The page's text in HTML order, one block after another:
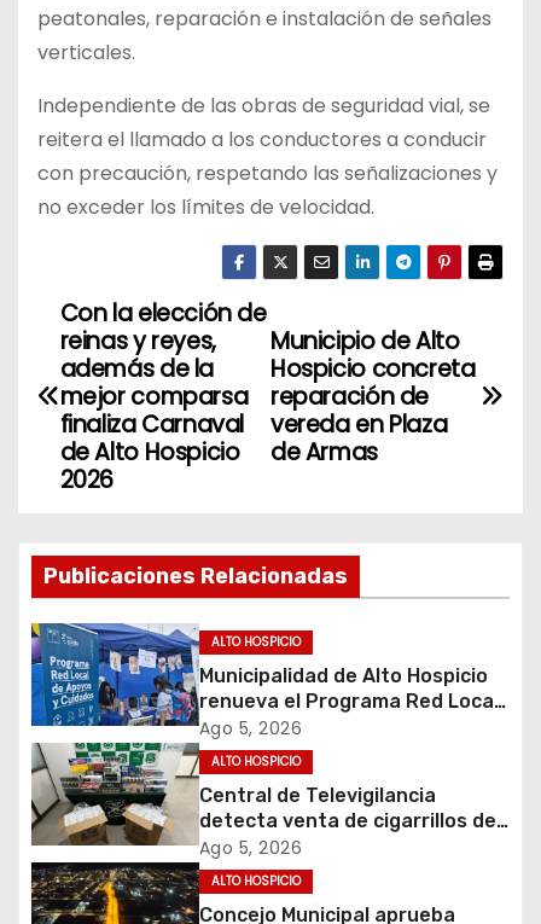
peatonales, reparación e instalación de señales
verticales.
Independiente de las obras de seguridad vial, se
reitera el llamado a los conductores a conducir
con precaución, respetando las señalizaciones y
no exceder los límites de velocidad.
N
a
c
i
ó
n
d
e
Municipio de Alto
Hospicio concreta
reparación de
vereda en Plaza
de Armas
Con la elección de
reinas y reyes,
además de la
mejor comparsa
finaliza Carnaval
de Alto Hospicio
2026
Publicaciones Relacionadas
ALTO HOSPICIO
Municipalidad de Alto Hospicio
renueva el Programa Red Local
de Apoyos y Cuidados
Ago 5, 2026
ALTO HOSPICIO
Central de Televigilancia
detecta venta de cigarrillos de
contrabando y permite
incautación de más de 3 mil
cajetillas
Ago 5, 2026
ALTO HOSPICIO
Concejo Municipal aprueba